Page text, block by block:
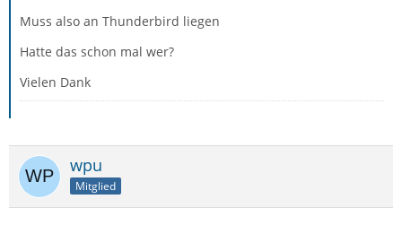
Muss also an Thunderbird liegen
Hatte das schon mal wer?
Vielen Dank
wpu
Mitglied